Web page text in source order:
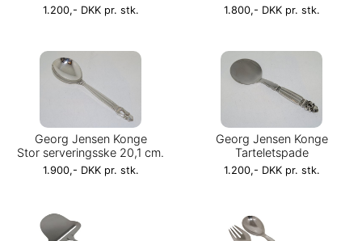
1.200,- DKK pr. stk. 1.800,- DKK pr. stk.
Georg Jensen Konge
Stor serveringsske 20,1 cm.
1.900,- DKK pr. stk.
Georg Jensen Konge
Tarteletspade
1.200,- DKK pr. stk.